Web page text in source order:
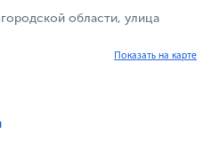
области, улица
Показать на карте